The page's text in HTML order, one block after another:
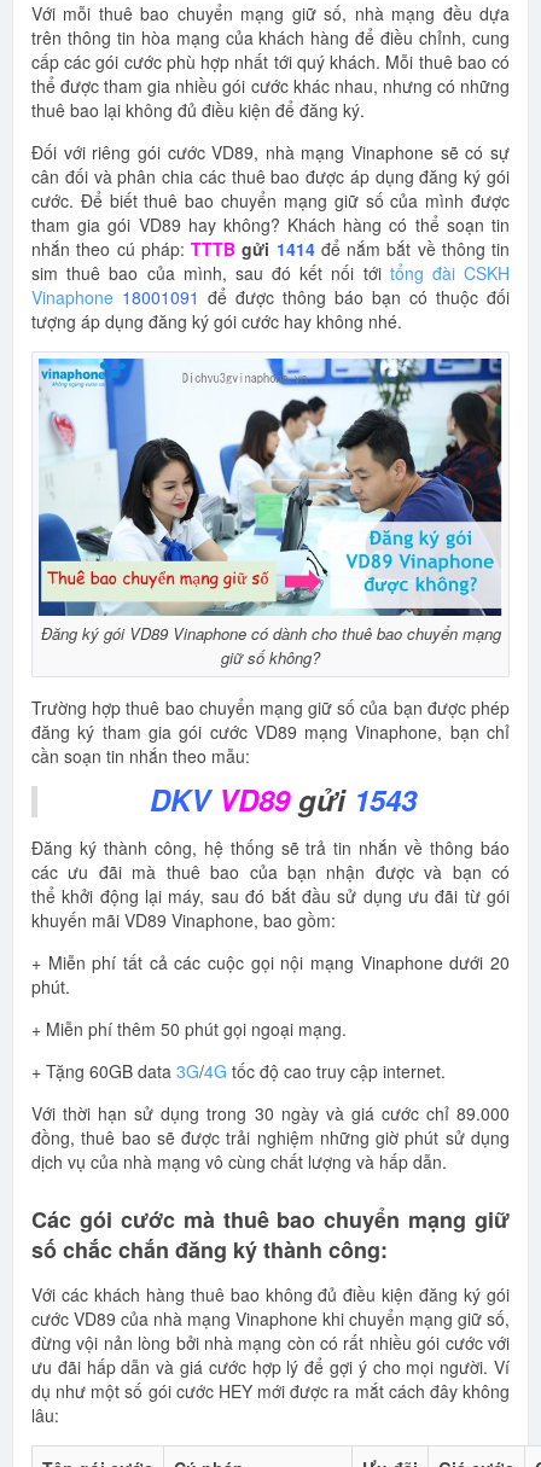
Với mỗi thuê bao chuyển mạng giữ số, nhà mạng đều dựa
trên thông tin hòa mạng của khách hàng để điều chỉnh, cung
cấp các gói cước phù hợp nhất tới quý khách. Mỗi thuê bao có
thể được tham gia nhiều gói cước khác nhau, nhưng có những
thuê bao lại không đủ điều kiện để đăng ký.
Đối với riêng gói cước VD89, nhà mạng Vinaphone sẽ có sự
cân đối và phân chia các thuê bao được áp dụng đăng ký gói
cước. Để biết thuê bao chuyển mạng giữ số của mình được
tham gia gói VD89 hay không? Khách hàng có thể soạn tin
nhắn theo cú pháp: TTTB gửi 1414để nắm bắt về thông tin
sim thuê bao của mình, sau đó kết nối tới tổng đài CSKH
Vinaphone 18001091 để được thông báo bạn có thuộc đối
tượng áp dụng đăng ký gói cước hay không nhé.
Đăng ký gói VD89 Vinaphone có dành cho thuê bao chuyển mạng
giữ số không?
Trường hợp thuê bao chuyển mạng giữ số của bạn được phép
đăng ký tham gia gói cước VD89 mạng Vinaphone, bạn chỉ
cần soạn tin nhắn theo mẫu:
DKV VD89gửi 1543
Đăng ký thành công, hệ thống sẽ trả tin nhắn về thông báo
các ưu đãi mà thuê bao của bạn nhận được và bạn có
thể khởi động lại máy, sau đó bắt đầu sử dụng ưu đãi từ gói
khuyến mãi VD89 Vinaphone, bao gồm:
+ Miễn phí tất cả các cuộc gọi nội mạng Vinaphone dưới 20
phút.
+ Miễn phí thêm 50 phút gọi ngoại mạng.
+ Tặng 60GB data 3G/4G tốc độ cao truy cập internet.
Với thời hạn sử dụng trong 30 ngày và giá cước chỉ 89.000
đồng, thuê bao sẽ được trải nghiệm những giờ phút sử dụng
dịch vụ của nhà mạng vô cùng chất lượng và hấp dẫn.
Các gói cước mà thuê bao chuyển mạng giữ
số chắc chắn đăng ký thành công:
Với các khách hàng thuê bao không đủ điều kiện đăng ký gói
cước VD89 của nhà mạng Vinaphone khi chuyển mạng giữ số,
đừng vội nản lòng bởi nhà mạng còn có rất nhiều gói cước với
ưu đãi hấp dẫn và giá cước hợp lý để gợi ý cho mọi người. Ví
dụ như một số gói cước HEY mới được ra mắt cách đây không
lâu: